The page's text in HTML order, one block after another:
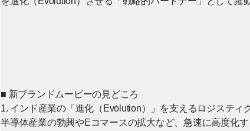
■ 新ブランドムービーの見どころ
1. インド産業の「進化（Evolution）」を支えるロジスティ
半導体産業の勃興やEコマースの拡大など、急速に高度化